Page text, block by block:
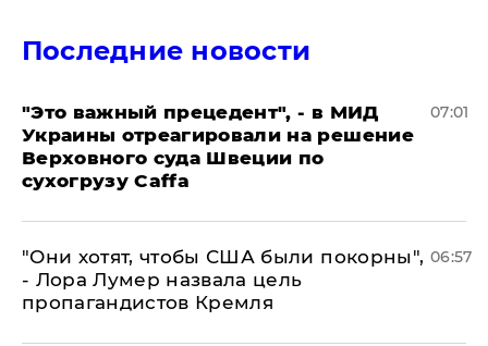
Последние новости
"Это важный прецедент", - в МИД
Украины отреагировали на решение
Верховного суда Швеции по
сухогрузу Caffa
07:01
"Они хотят, чтобы США были покорны",
- Лора Лумер назвала цель
пропагандистов Кремля
06:57